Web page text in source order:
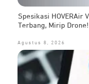
Spesikasi HOVERAir
Terbang, Mirip Drone!
Agustus 8, 2026